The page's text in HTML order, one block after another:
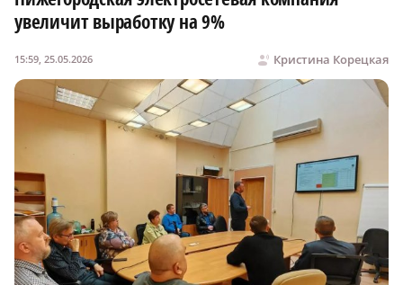
увеличит выработку на 9%
Кристина Корецкая
15:59, 25.05.2026